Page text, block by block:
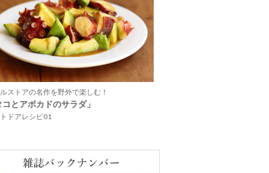
ストアの名作を野外で楽しむ！
とアボカドのサラダ」
ドアレシピ01